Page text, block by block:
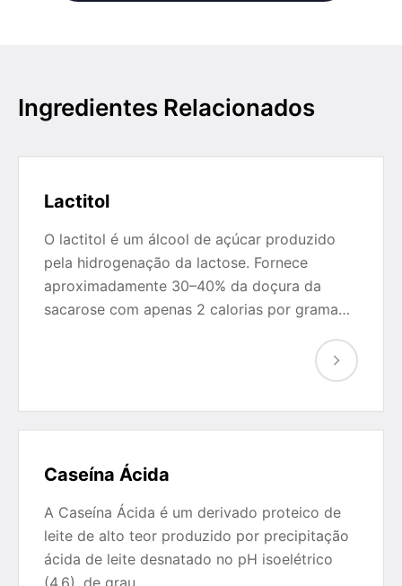
Ingredientes Relacionados
Lactitol
O lactitol é um álcool de açúcar produzido
pela hidrogenação da lactose. Fornece
aproximadamente 30–40% da doçura da
sacarose com apenas 2 calorias por grama…
Caseína Ácida
A Caseína Ácida é um derivado proteico de
leite de alto teor produzido por precipitação
ácida de leite desnatado no pH isoelétrico
(4,6), de grau…